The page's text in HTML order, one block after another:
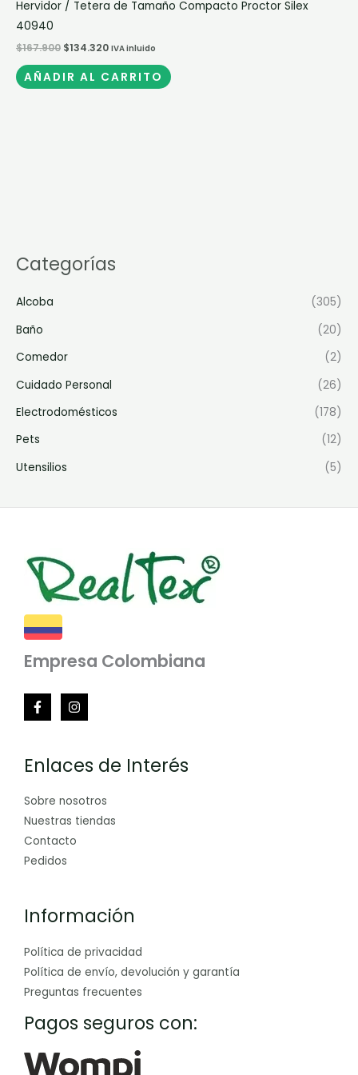
Categorías
Alcoba
(305)
Baño
(20)
Comedor
(2)
Cuidado Personal
(26)
Electrodomésticos
(178)
Pets
(12)
Utensilios
(5)
Hervidor / Tetera de Tamaño Compacto Proctor Silex
40940
$167.900 $134.320 IVA inluido
AÑADIR AL CARRITO
Empresa Colombiana
Enlaces de Interés
Sobre nosotros
Nuestras tiendas
Contacto
Pedidos
Información
Política de privacidad
Política de envío, devolución y garantía
Preguntas frecuentes
Pagos seguros con: